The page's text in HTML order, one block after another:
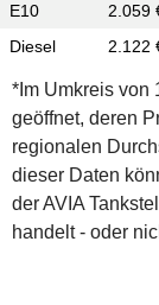
E10
2.059
Diesel
2.122
*Im Umkreis von
geöffnet, deren
regionalen
dieser Daten
der AVIA
handelt - oder